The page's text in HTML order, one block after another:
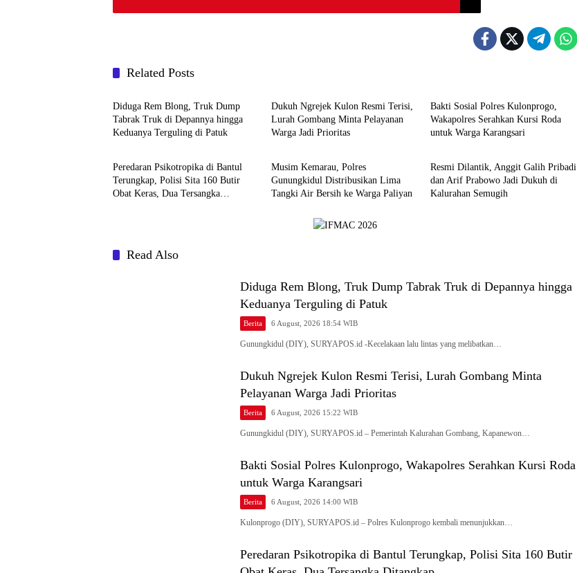
Related Posts
Berita
Diduga Rem Blong, Truk Dump
Tabrak Truk di Depannya hingga
Keduanya Terguling di Patuk
Dukuh Ngrejek Kulon Resmi Terisi,
Lurah Gombang Minta Pelayanan
Warga Jadi Prioritas
Bakti Sosial Polres Kulonprogo,
Wakapolres Serahkan Kursi Roda
untuk Warga Karangsari
Peredaran Psikotropika di Bantul
Terungkap, Polisi Sita 160 Butir
Obat Keras, Dua Tersangka
Berita
Musim Kemarau, Polres
Gunungkidul Distribusikan Lima
Tangki Air Bersih ke Warga Paliyan
Resmi Dilantik, Anggit Galih Pribadi
dan Arif Prabowo Jadi Dukuh di
Kalurahan Semugih
Read Also
Diduga Rem Blong, Truk Dump Tabrak Truk di Depannya hingga
Keduanya Terguling di Patuk
Berita 6 August, 2026 18:54 WIB
Gunungkidul (DIY), SURYAPOS.id -Kecelakaan lalu lintas yang melibatkan…
Dukuh Ngrejek Kulon Resmi Terisi, Lurah Gombang Minta
Pelayanan Warga Jadi Prioritas
Berita 6 August, 2026 15:22 WIB
Gunungkidul (DIY), SURYAPOS.id – Pemerintah Kalurahan Gombang, Kapanewon…
Bakti Sosial Polres Kulonprogo, Wakapolres Serahkan Kursi Roda
untuk Warga Karangsari
Berita 6 August, 2026 14:00 WIB
Kulonprogo (DIY), SURYAPOS.id – Polres Kulonprogo kembali menunjukkan…
Peredaran Psikotropika di Bantul Terungkap, Polisi Sita 160 Butir